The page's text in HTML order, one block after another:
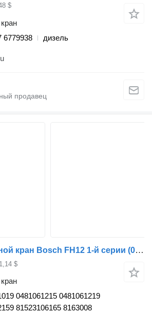
$
6779938
дизель
Главный тормозной кран Bosch FH12 1-й серии (01.93-12.02) 0481061209 для грузовика Volvo FH12, FH16, NH12, FH, VNL780 (1993-2014)
$
0481061215 0481061219
81523106165 8163008